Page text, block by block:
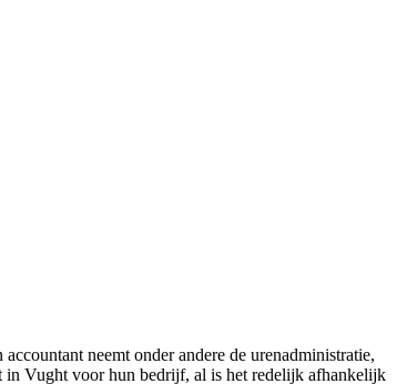
neemt onder andere de urenadministratie,
in Vught voor hun bedrijf, al is het redelijk afhankelijk